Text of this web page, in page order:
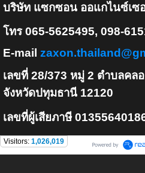
บริษัท แซกซอน ออแกไนซ์เซ
โทร 065-5625495, 098-
E-mail
เลขที่ 28/373 หมู่ 2 ตำบลคล
จังหวัดปทุมธานี 12120
เลขที่ผู้เสียภาษี
Visitors: 1,026,019